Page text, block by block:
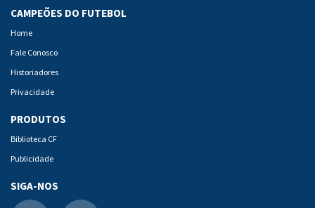
CAMPEÕES DO FUTEBOL
Home
Fale Conosco
Historiadores
Privacidade
PRODUTOS
Biblioteca CF
Publicidade
SIGA-NOS